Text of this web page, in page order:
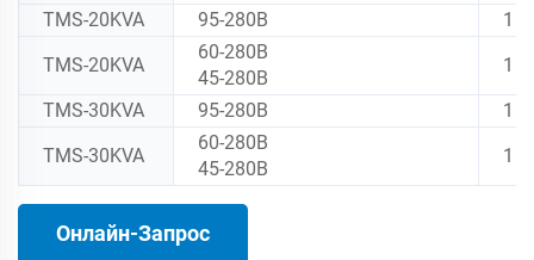
TMS-20KVA
95-280В
1
TMS-20KVA
60-280В
45-280В
1
TMS-30KVA
95-280В
1
TMS-30KVA
60-280В
45-280В
1
Онлайн-Запрос